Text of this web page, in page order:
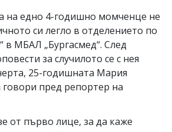
на едно 4-годишно момченце не
си легло в отделението по
в МБАЛ „Бургасмед“. След
за случилото се с нея
25-годишната Мария
говори пред репортер на
от първо лице, за да каже